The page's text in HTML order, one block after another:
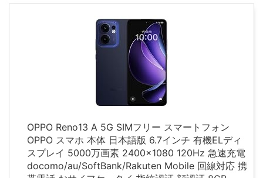
OPPO Reno13 A 5G SIMフリー スマートフォン
OPPO スマホ 本体 日本語版 6.7インチ 有機ELディ
スプレイ 5000万画素 2400×1080 120Hz 急速充電
docomo/au/SoftBank/Rakuten Mobile 回線対応 携